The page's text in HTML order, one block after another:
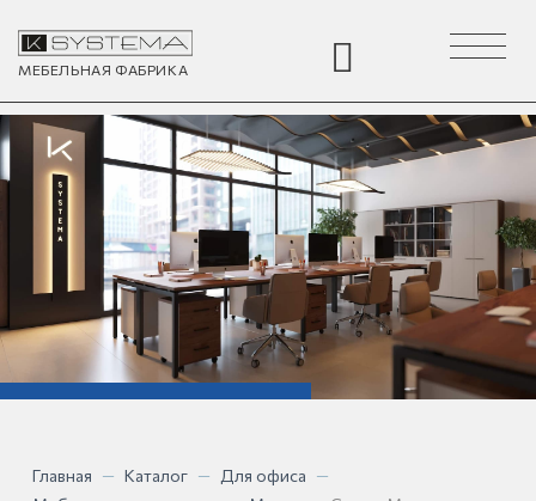
МЕБЕЛЬНАЯ ФАБРИКА
Toggle
navigation
Главная — Каталог — Для офиса —